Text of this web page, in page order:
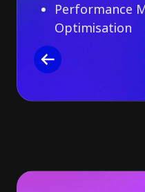
Performance
Optimisation